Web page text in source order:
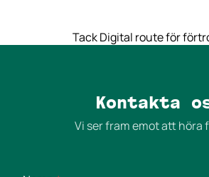
Tack Digital route för
Kontakta
Vi ser fram emot att höra